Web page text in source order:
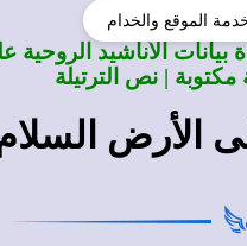
الموقع والخدام
الأناشيد الروحية
| نص الترتيلة
الأرض